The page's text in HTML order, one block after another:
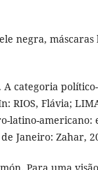
negra, máscaras
A categoria
RIOS, Flávia;
latino-americano:
Janeiro: Zahar,